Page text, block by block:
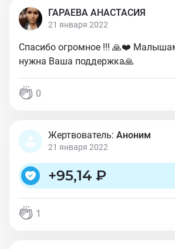
ГАРАЕВА АНАСТАСИЯ
21 января 2022
Спасибо огромное !!! 🙏❤️
нужна Ваша поддержка🙏
0
Жертвователь: Аноним
21 января 2022
+95,14 ₽
1